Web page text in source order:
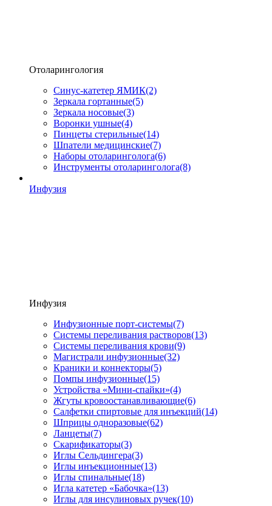
Отоларингология
Синус-катетер ЯМИК(2)
Зеркала гортанные(5)
Зеркала носовые(3)
Воронки ушные(4)
Пинцеты стерильные(14)
Шпатели медицинские(7)
Наборы отоларинголога(6)
Инструменты отоларинголога(8)
Инфузия
Инфузия
Инфузионные порт-системы(7)
Системы переливания растворов(13)
Системы переливания крови(9)
Магистрали инфузионные(32)
Краники и коннекторы(5)
Помпы инфузионные(15)
Устройства «Мини-спайки»(4)
Жгуты кровоостанавливающие(6)
Салфетки спиртовые для инъекций(14)
Шприцы одноразовые(62)
Ланцеты(7)
Скарификаторы(3)
Иглы Сельдингера(3)
Иглы инъекционные(13)
Иглы спинальные(18)
Игла катетер «Бабочка»(13)
Иглы для инсулиновых ручек(10)